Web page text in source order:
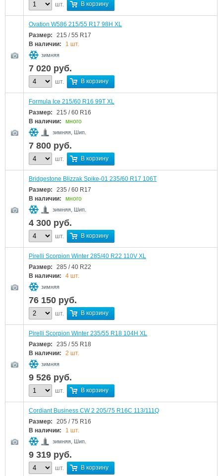
шт. В корзину
Ovation W586 215/55 R17 98H XL
Размер:
215 / 55 R17
В наличии:
1 шт.
зимняя
7 020 руб.
шт. В корзину
Formula Ice 215/60 R16 99T XL
Размер:
215 / 60 R16
В наличии:
много
зимняя, Шип.
7 800 руб.
шт. В корзину
Bridgestone Blizzak Spike-01 235/60 R17 106T
Размер:
235 / 60 R17
В наличии:
много
зимняя, Шип.
4 300 руб.
шт. В корзину
Pirelli Scorpion Winter 285/40 R22 110V XL
Размер:
285 / 40 R22
В наличии:
4 шт.
зимняя
76 150 руб.
шт. В корзину
Pirelli Scorpion Winter 235/55 R18 104H XL
Размер:
235 / 55 R18
В наличии:
2 шт.
зимняя
9 526 руб.
шт. В корзину
Cordiant Business CW 2 205/75 R16C 113/111Q
Размер:
205 / 75 R16
В наличии:
1 шт.
зимняя, Шип.
9 319 руб.
шт. В корзину